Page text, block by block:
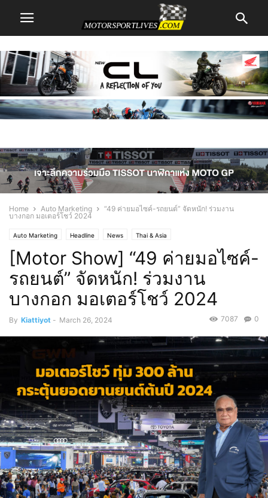
Home Auto Marketing
“49 ค่ายมอไซค์-รถยนต์” จัดหนัก! ร่วมงาน
บางกอก มอเตอร์โชว์ 2024
Auto Marketing Headline News Thai & Asia
[Motor Show] “49 ค่ายมอไซค์-
รถยนต์” จัดหนัก! ร่วมงาน
บางกอก มอเตอร์โชว์ 2024
By Kiattiyot - March 26, 2024 0
7087